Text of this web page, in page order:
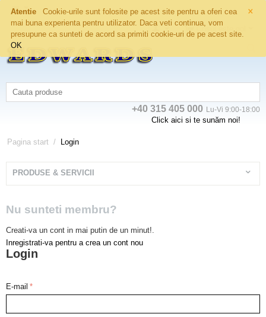
×
Atentie
Cookie-urile sunt folosite pe acest site pentru a oferi cea
mai buna experienta pentru utilizator. Daca veti continua, vom
presupune ca sunteti de acord sa primiti cookie-uri de pe acest site.
OK
Coșul este gol
+40 315 405 000 Lu-Vi 9:00-18:00
Click aici si te sunăm noi!
Pagina start / Login
PRODUSE & SERVICII
Nu sunteti membru?
Creati-va un cont in mai putin de un minut!.
Inregistrati-va pentru a crea un cont nou
Login
E-mail